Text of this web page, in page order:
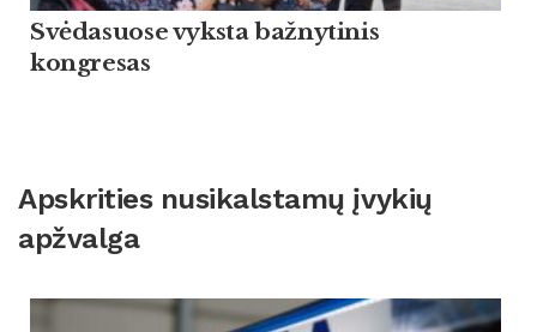
Svėdasuose vyksta bažnytinis
kongresas
Apskrities nusikalstamų įvykių
apžvalga